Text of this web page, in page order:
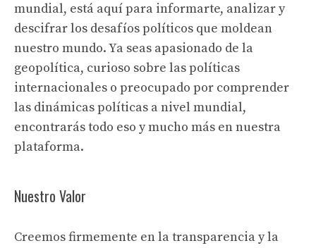
mundial, está aquí para informarte, analizar y
descifrar los desafíos políticos que moldean
nuestro mundo. Ya seas apasionado de la
geopolítica, curioso sobre las políticas
internacionales o preocupado por comprender
las dinámicas políticas a nivel mundial,
encontrarás todo eso y mucho más en nuestra
plataforma.
Nuestro Valor
Creemos firmemente en la transparencia y la